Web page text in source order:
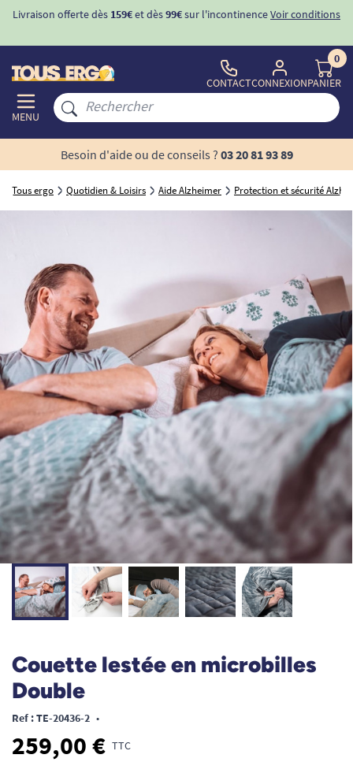
Livraison offerte dès 159€et dès99€sur l'incontinenceVoir conditions
MENU
CONTACTCONNEXION
0
PANIER
Besoin d'aide ou de conseils ? 03 20 81 93 89
Tous ergo Quotidien & Loisirs Aide Alzheimer Protection et sécurité
Couette lestée en microbilles
Double
Ref : TE-20436-2 •
259,00 € TTC